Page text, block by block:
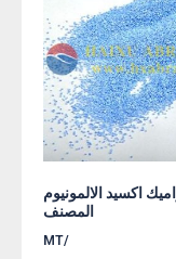
اكسيد الالمونيوم
المصنف
/MT